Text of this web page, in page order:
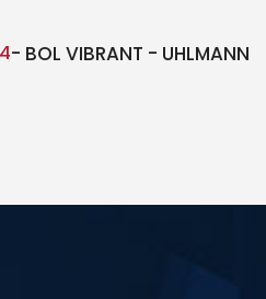
- BOL VIBRANT - UHLMANN